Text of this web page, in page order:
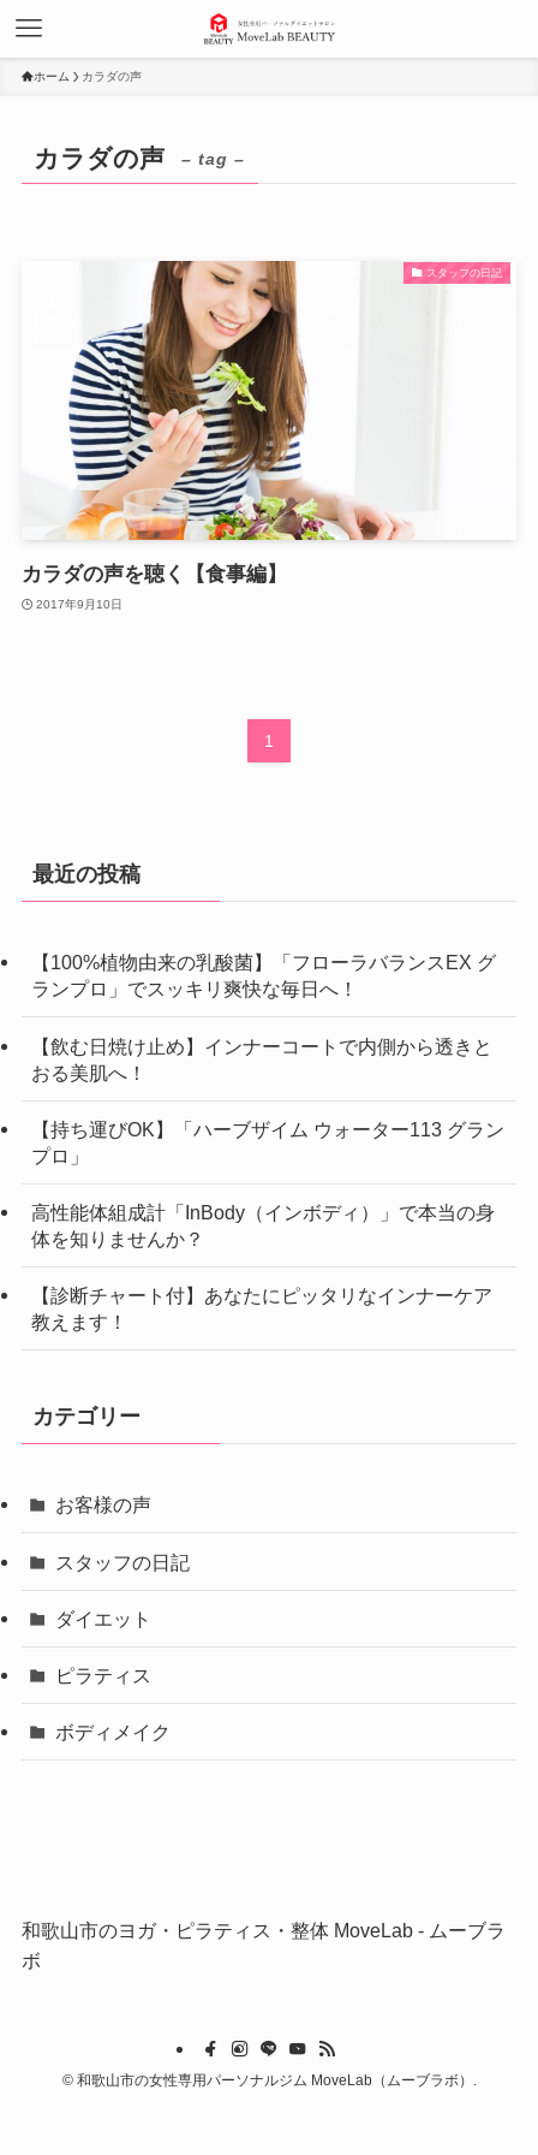
ホーム カラダの声
カラダの声 – tag –
スタッフの日記
カラダの声を聴く【食事編】
2017年9月10日
1
最近の投稿
【100%植物由来の乳酸菌】「フローラバランスEX グ
ランプロ」でスッキリ爽快な毎日へ！
【飲む日焼け止め】インナーコートで内側から透きと
おる美肌へ！
【持ち運びOK】「ハーブザイム ウォーター113 グラン
プロ」
高性能体組成計「InBody（インボディ）」で本当の身
体を知りませんか？
【診断チャート付】あなたにピッタリなインナーケア
教えます！
カテゴリー
お客様の声
スタッフの日記
ダイエット
ピラティス
ボディメイク
和歌山市のヨガ・ピラティス・整体 MoveLab ‐ ムーブラ
ボ
©和歌山市の女性専用パーソナルジム MoveLab（ムーブラボ）.